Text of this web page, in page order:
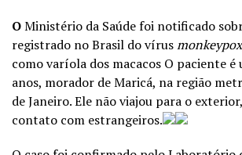
OMinistério da Saúde foi notificado
registrado no Brasil do vírusmonkeypox
como varíola dos macacos O paciente é
anos, morador de Maricá, na região
de Janeiro. Ele não viajou para o
contato com estrangeiros.